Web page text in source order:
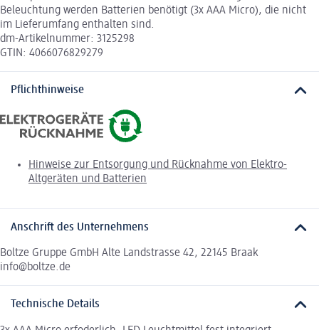
Beleuchtung werden Batterien benötigt (3x AAA Micro), die nicht
im Lieferumfang enthalten sind.
dm-Artikelnummer: 3125298
GTIN: 4066076829279
Pflichthinweise
Hinweise zur Entsorgung und Rücknahme von Elektro-
Altgeräten und Batterien
Anschrift des Unternehmens
Boltze Gruppe GmbH Alte Landstrasse 42, 22145 Braak
info@boltze.de
Technische Details